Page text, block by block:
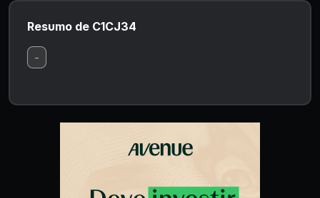
Resumo de C1CJ34
-